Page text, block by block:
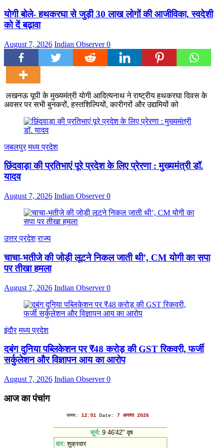
योगी बोले- हथकरघा से जुड़ी 30 लाख लोगों की आजीविका, स्वदेशी
को दें बढ़ावा
August 7, 2026 Indian Observer0
लखनऊ यूपी के मुख्यमंत्री योगी आदित्यनाथ ने राष्ट्रीय हथकरघा दिवस के
अवसर पर सभी बुनकरों, हस्तशिल्पियों, कारीगरों और उद्यमियों को
जबलपुर मध्य प्रदेश
छिंदवाड़ा की प्रतिभाएं पूरे प्रदेश के लिए प्रेरणा : मुख्यमंत्री डॉ.
यादव
August 7, 2026 Indian Observer0
उत्तर प्रदेश राज्य
चाचा-भतीजे की जोड़ी लूटने निकल जाती थी’, CM योगी का सपा
पर तीखा हमला
August 7, 2026 Indian Observer0
इंदौर मध्य प्रदेश
दबंग दुनिया पब्लिकेशन पर ₹48 करोड़ की GST रिकवरी, फर्जी
सर्कुलेशन और विज्ञापन आय का आरोप
August 7, 2026 Indian Observer0
आज का पंचांग